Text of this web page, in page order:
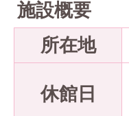
施設概要
所在地
休館日